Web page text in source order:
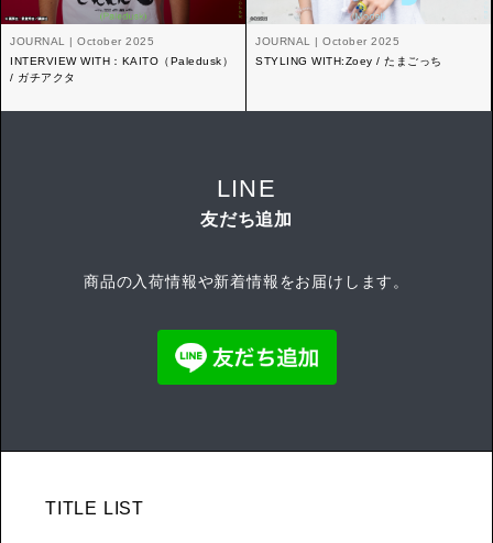
JOURNAL | October 2025
INTERVIEW WITH：KAITO（Paledusk）
/ ガチアクタ
JOURNAL | October 2025
STYLING WITH:Zoey / たまごっち
LINE
友だち追加
商品の入荷情報や新着情報をお届けします。
TITLE LIST